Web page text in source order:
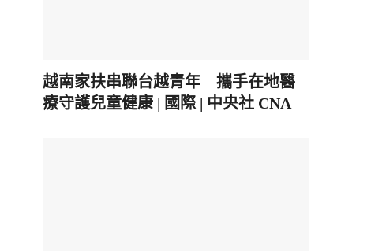
越南家扶串聯台越青年 攜手在地醫
療守護兒童健康 | 國際 | 中央社 CNA